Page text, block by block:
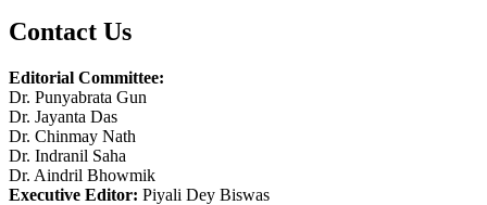
Contact Us
Editorial Committee:
Dr. Punyabrata Gun
Dr. Jayanta Das
Dr. Chinmay Nath
Dr. Indranil Saha
Dr. Aindril Bhowmik
Executive Editor: Piyali Dey Biswas